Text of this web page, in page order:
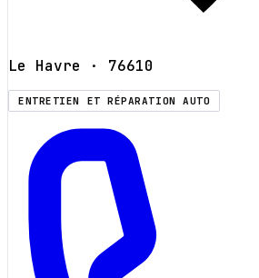
Le Havre · 76610
ENTRETIEN ET RÉPARATION AUTO